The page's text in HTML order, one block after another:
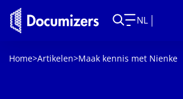
NL
Home>Artikelen>Maak kennis met Nienke